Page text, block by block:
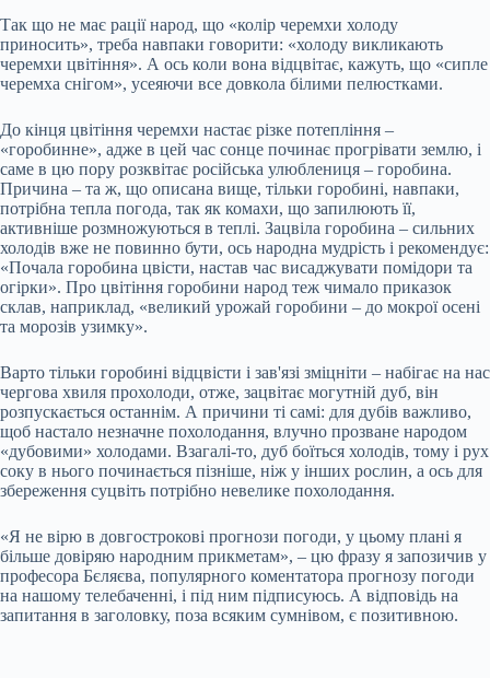
Так що не має рації народ, що «колір черемхи холоду
приносить», треба навпаки говорити: «холоду викликають
черемхи цвітіння». А ось коли вона відцвітає, кажуть, що «сипле
черемха снігом», усеяючи все довкола білими пелюстками.
До кінця цвітіння черемхи настає різке потепління –
«горобинне», адже в цей час сонце починає прогрівати землю, і
саме в цю пору розквітає російська улюблениця – горобина.
Причина – та ж, що описана вище, тільки горобині, навпаки,
потрібна тепла погода, так як комахи, що запилюють її,
активніше розмножуються в теплі. Зацвіла горобина – сильних
холодів вже не повинно бути, ось народна мудрість і рекомендує:
«Почала горобина цвісти, настав час висаджувати помідори та
огірки». Про цвітіння горобини народ теж чимало приказок
склав, наприклад, «великий урожай горобини – до мокрої осені
та морозів узимку».
Варто тільки горобині відцвісти і зав'язі зміцніти – набігає на нас
чергова хвиля прохолоди, отже, зацвітає могутній дуб, він
розпускається останнім. А причини ті самі: для дубів важливо,
щоб настало незначне похолодання, влучно прозване народом
«дубовими» холодами. Взагалі-то, дуб боїться холодів, тому і рух
соку в нього починається пізніше, ніж у інших рослин, а ось для
збереження суцвіть потрібно невелике похолодання.
«Я не вірю в довгострокові прогнози погоди, у цьому плані я
більше довіряю народним прикметам», – цю фразу я запозичив у
професора Бєляєва, популярного коментатора прогнозу погоди
на нашому телебаченні, і під ним підписуюсь. А відповідь на
запитання в заголовку, поза всяким сумнівом, є позитивною.